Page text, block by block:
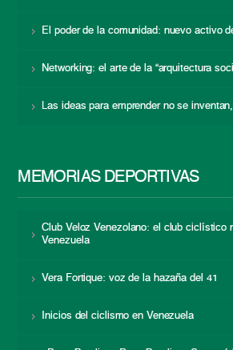
El poder de la comunidad: nuevo activo
Networking: el arte de la “arquitectura
Las ideas para emprender no se
MEMORIAS DEPORTIVAS
Club Veloz Venezolano: el club ciclístico
Venezuela
Vera Fortique: voz de la hazaña del 41
Inicios del ciclismo en Venezuela